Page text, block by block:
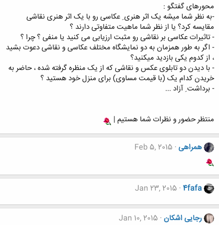
محورهای گفتگو :
-به نظر شما میشه یک اثر هنری ِ عکاسی رو با یک اثر هنری نقاشی
مقایسه کرد؟ یا از نظر شما ماهیت متفاوتی دارند ؟
- تاثیرات عکاسی بر نقاشی رو مثبت ارزیابی می کنید یا منفی ؟ چرا ؟
- اگر به طور همزمان به دو نمایشگاه مختلف عکاسی و نقاشی دعوت بشید
، از کدوم یکی بازدید میکنید؟
- با دیدن دو تابلوی عکس و نقاشی که از یک منظره گرفته شده ، حاضر به
خریدن کدام یک (با قیمت مساوی) برای منزل خود هستید ؟
- برداشت ِ آزاد ...
منتظر حضور و نظرات شما هستیم |
همراهی Feb 5, 2015
4fafa
Jan 23, 2015
رجایی اشکان Jan 10, 2015